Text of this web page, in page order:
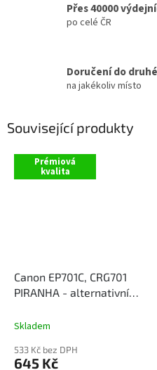
Přes 40000
po celé ČR
Doručení do
na jakékoliv místo
Související produkty
Prémiová
kvalita
Canon EP701C, CRG701
PIRANHA - alternativní
Skladem
533 Kč bez DPH
645 Kč